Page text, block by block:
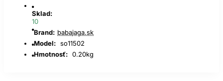
Sklad:
10
Brand: babajaga.sk
Model: so11502
Hmotnosť: 0.20kg